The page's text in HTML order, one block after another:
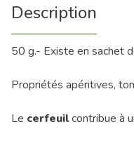
Description
50 g.- Existe en sachet
Propriétés apéritives,
Le cerfeuilcontribue à